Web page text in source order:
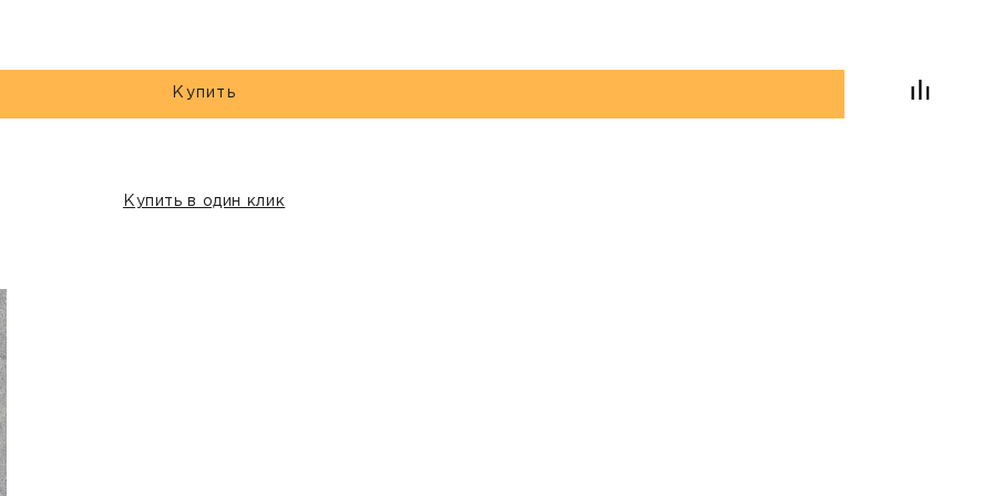
Купить
Купить в один клик